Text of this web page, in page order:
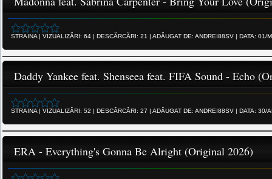
STRAINA| VIZUALIZĂRI: 64 | DESCĂRCĂRI: 21 | ADĂUGAT DE: ANDREI88SV | DATA: 01/
Daddy Yankee feat. Shenseea feat. FIFA Sound - Echo
STRAINA| VIZUALIZĂRI: 52 | DESCĂRCĂRI: 27 | ADĂUGAT DE: ANDREI88SV | DATA: 30/
ERA - Everything's Gonna Be Alright (Original 2026)